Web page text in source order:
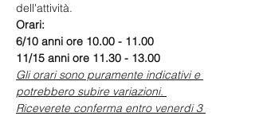
dell'attività.
Orari:
6/10 anni ore 10.00 - 11.00
11/15 anni ore 11.30 - 13.00
Gli orari sono puramente indicativi e
potrebbero subire variazioni.
Riceverete conferma entro venerdi 3